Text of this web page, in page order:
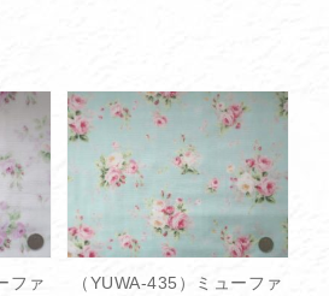
ファ
（YUWA-435）ミューファ